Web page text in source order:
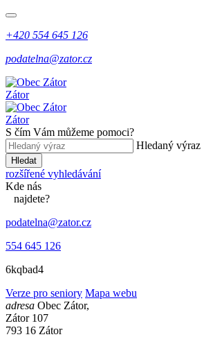
+420 554 645 126
podatelna@zator.cz
Zátor
Zátor
S čím Vám můžeme pomoci?
Hledaný výraz
Hledat
rozšířené vyhledávání
Kde nás
najdete?
podatelna@zator.cz
554 645 126
6kqbad4
Verze pro seniory Mapa webu
adresa Obec Zátor,
Zátor 107
793 16 Zátor